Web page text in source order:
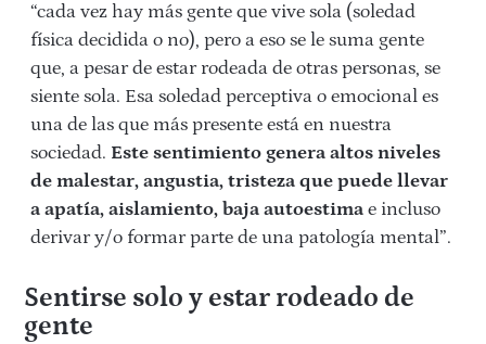
“cada vez hay más gente que vive sola (soledad
física decidida o no), pero a eso se le suma gente
que, a pesar de estar rodeada de otras personas, se
siente sola. Esa soledad perceptiva o emocional es
una de las que más presente está en nuestra
sociedad. Este sentimiento genera altos niveles
de malestar, angustia, tristeza que puede llevar
a apatía, aislamiento, baja autoestima e incluso
derivar y/o formar parte de una patología mental”.
Sentirse solo y estar rodeado de
gente